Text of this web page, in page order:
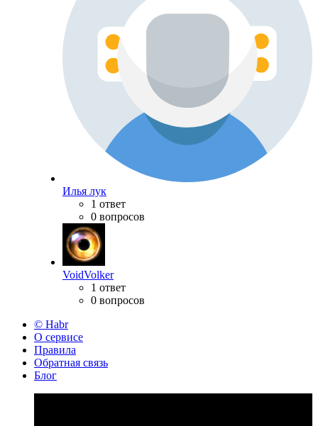
Илья лук
1 ответ
0 вопросов
VoidVolker
1 ответ
0 вопросов
© Habr
О сервисе
Правила
Обратная связь
Блог